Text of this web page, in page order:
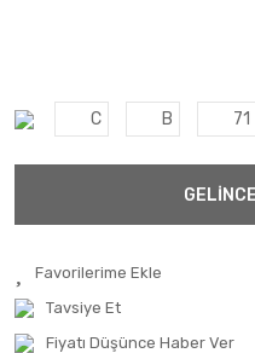
C B 71
Tavsiye Et
Fiyatı Düşünce Haber Ver